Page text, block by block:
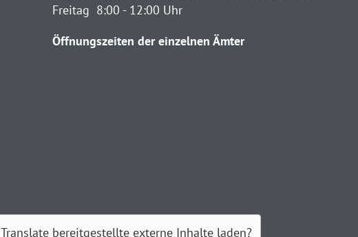
Freitag 8:00 - 12:00 Uhr
Öffnungszeiten der einzelnen Ämter
bereitgestellte externe Inhalte laden?